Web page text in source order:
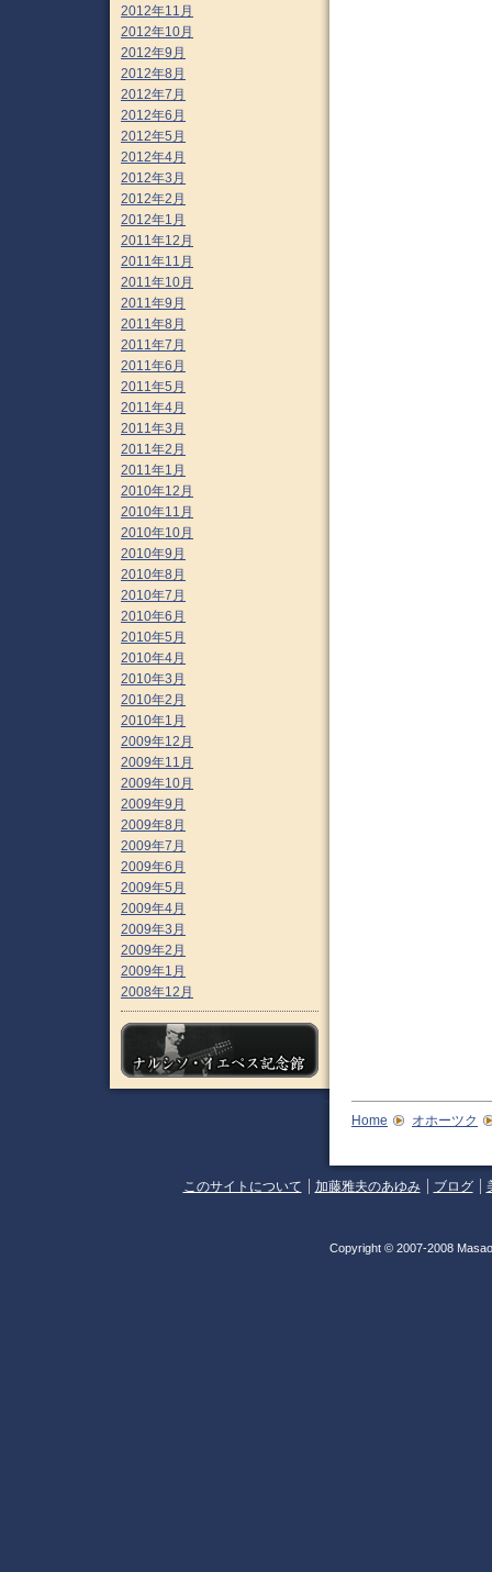
2012年11月
2012年10月
2012年9月
2012年8月
2012年7月
2012年6月
2012年5月
2012年4月
2012年3月
2012年2月
2012年1月
2011年12月
2011年11月
2011年10月
2011年9月
2011年8月
2011年7月
2011年6月
2011年5月
2011年4月
2011年3月
2011年2月
2011年1月
2010年12月
2010年11月
2010年10月
2010年9月
2010年8月
2010年7月
2010年6月
2010年5月
2010年4月
2010年3月
2010年2月
2010年1月
2009年12月
2009年11月
2009年10月
2009年9月
2009年8月
2009年7月
2009年6月
2009年5月
2009年4月
2009年3月
2009年2月
2009年1月
2008年12月
Home オホーツク
このサイトについて 加藤雅夫のあゆみ ブログ
Copyright © 2007-2008